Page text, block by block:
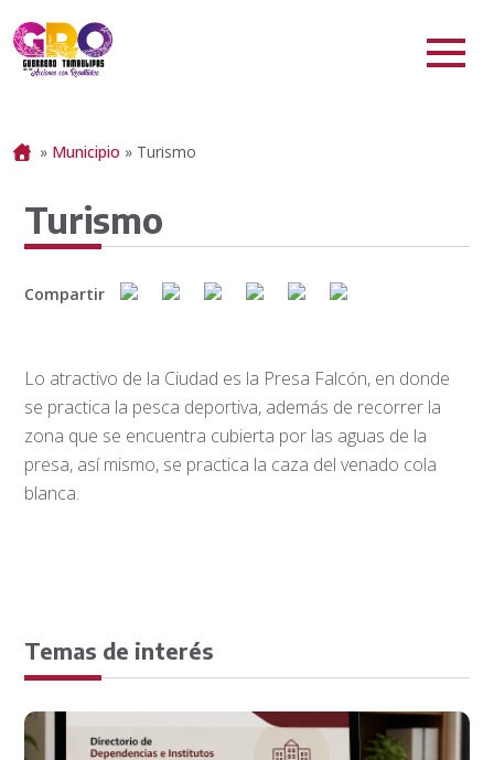
Portada
» Municipio » Turismo
Turismo
Compartir
Lo atractivo de la Ciudad es la Presa Falcón, en donde
se practica la pesca deportiva, además de recorrer la
zona que se encuentra cubierta por las aguas de la
presa, así mismo, se practica la caza del venado cola
blanca.
Temas de interés